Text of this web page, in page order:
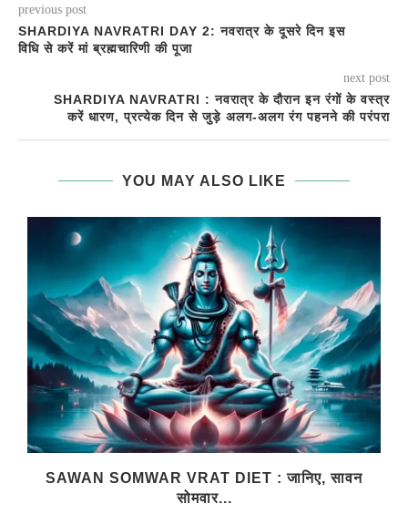
previous post
SHARDIYA NAVRATRI DAY 2: नवरात्र के दूसरे दिन इस
विधि से करें मां ब्रह्मचारिणी की पूजा
next post
SHARDIYA NAVRATRI : नवरात्र के दौरान इन रंगों के वस्त्र
करें धारण, प्रत्येक दिन से जुड़े अलग-अलग रंग पहनने की परंपरा
YOU MAY ALSO LIKE
SAWAN SOMWAR VRAT DIET : जानिए, सावन
सोमवार...